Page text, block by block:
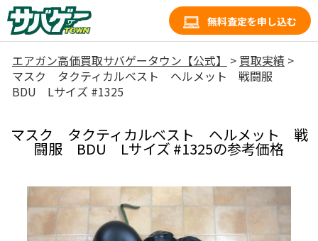
無料査定を申し込む
エアガン高価買取サバゲータウン【公式】 > 買取実績 >
マスク タクティカルベスト ヘルメット 戦闘服
BDU Lサイズ #1325
マスク タクティカルベスト ヘルメット 戦
闘服 BDU Lサイズ #1325の参考価格